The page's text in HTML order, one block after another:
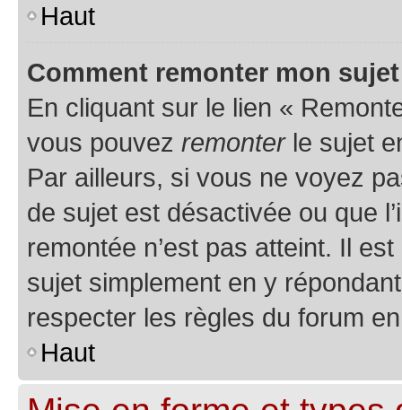
Haut
Comment remonter mon
En cliquant sur le lien «
vous pouvez remonterle sujet
Par ailleurs, si vous ne voyez
de sujet est désactivée ou que
remontée n’est pas atteint. Il
sujet simplement en y
respecter les règles du forum
Haut